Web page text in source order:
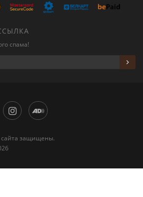
спама!
сайта защищены.